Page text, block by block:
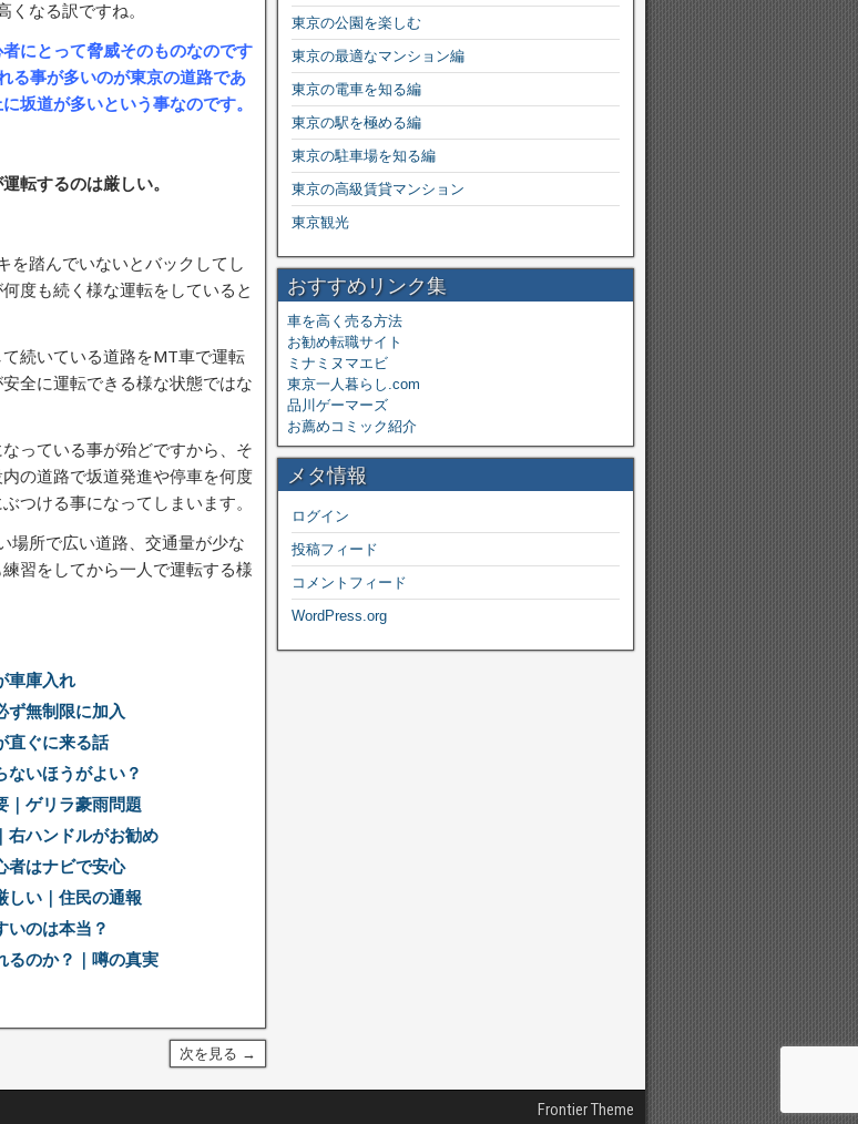
なる訳ですね。
にとって脅威そのものなのです
る事が多いのが東京の道路であ
坂道が多いという事なのです。
転するのは厳しい。
を踏んでいないとバックしてし
度も続く様な運転をしていると
続いている道路をMT車で運転
全に運転できる様な状態ではな
っている事が殆どですから、そ
の道路で坂道発進や停車を何度
つける事になってしまいます。
場所で広い道路、交通量が少な
習をしてから一人で運転する様
車庫入れ
ず無制限に加入
直ぐに来る話
ないほうがよい？
｜ゲリラ豪雨問題
右ハンドルがお勧め
者はナビで安心
しい｜住民の通報
いのは本当？
るのか？｜噂の真実
次を見る →
東京の公園を楽しむ
東京の最適なマンション編
東京の電車を知る編
東京の駅を極める編
東京の駐車場を知る編
東京の高級賃貸マンション
東京観光
おすすめリンク集
車を高く売る方法
お勧め転職サイト
ミナミヌマエビ
東京一人暮らし.com
品川ゲーマーズ
お薦めコミック紹介
メタ情報
ログイン
投稿フィード
コメントフィード
WordPress.org
Frontier Theme